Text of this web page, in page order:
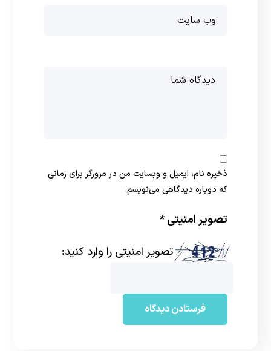
ذخیره نام، ایمیل و وبسایت من در مرورگر برای زمانی
که دوباره دیدگاهی می‌نویسم.
تصویر امنیتی*
تصویر امنیتی را وارد کنید: